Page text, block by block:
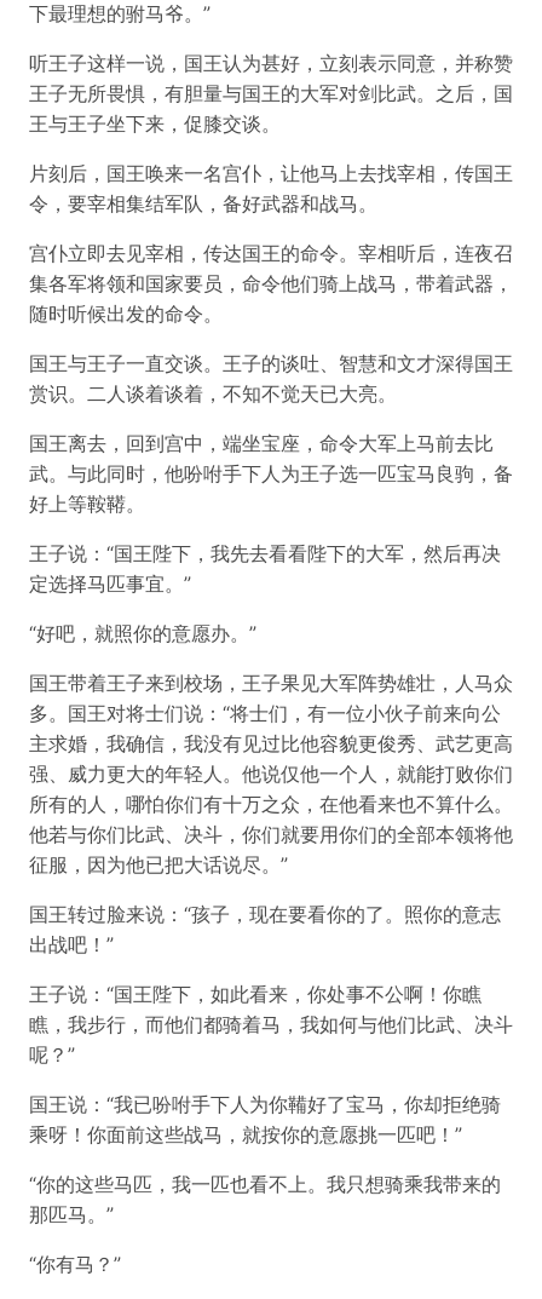
下最理想的驸马爷。”
听王子这样一说，国王认为甚好，立刻表示同意，并称赞
王子无所畏惧，有胆量与国王的大军对剑比武。之后，国
王与王子坐下来，促膝交谈。
片刻后，国王唤来一名宫仆，让他马上去找宰相，传国王
令，要宰相集结军队，备好武器和战马。
宫仆立即去见宰相，传达国王的命令。宰相听后，连夜召
集各军将领和国家要员，命令他们骑上战马，带着武器，
随时听候出发的命令。
国王与王子一直交谈。王子的谈吐、智慧和文才深得国王
赏识。二人谈着谈着，不知不觉天已大亮。
国王离去，回到宫中，端坐宝座，命令大军上马前去比
武。与此同时，他吩咐手下人为王子选一匹宝马良驹，备
好上等鞍鞯。
王子说：“国王陛下，我先去看看陛下的大军，然后再决
定选择马匹事宜。”
“好吧，就照你的意愿办。”
国王带着王子来到校场，王子果见大军阵势雄壮，人马众
多。国王对将士们说：“将士们，有一位小伙子前来向公
主求婚，我确信，我没有见过比他容貌更俊秀、武艺更高
强、威力更大的年轻人。他说仅他一个人，就能打败你们
所有的人，哪怕你们有十万之众，在他看来也不算什么。
他若与你们比武、决斗，你们就要用你们的全部本领将他
征服，因为他已把大话说尽。”
国王转过脸来说：“孩子，现在要看你的了。照你的意志
出战吧！”
王子说：“国王陛下，如此看来，你处事不公啊！你瞧
瞧，我步行，而他们都骑着马，我如何与他们比武、决斗
呢？”
国王说：“我已吩咐手下人为你鞴好了宝马，你却拒绝骑
乘呀！你面前这些战马，就按你的意愿挑一匹吧！”
“你的这些马匹，我一匹也看不上。我只想骑乘我带来的
那匹马。”
“你有马？”